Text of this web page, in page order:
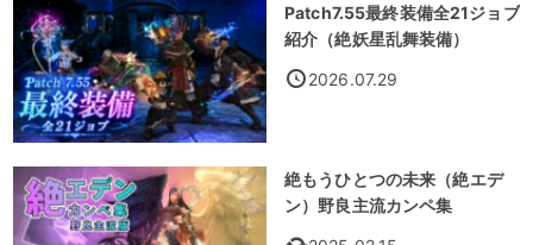
Patch7.55最終装備全21ジョブ
紹介（絶妖星乱舞装備）
2026.07.29
絶もうひとつの未来（絶エデ
ン）野良主流カンペ集